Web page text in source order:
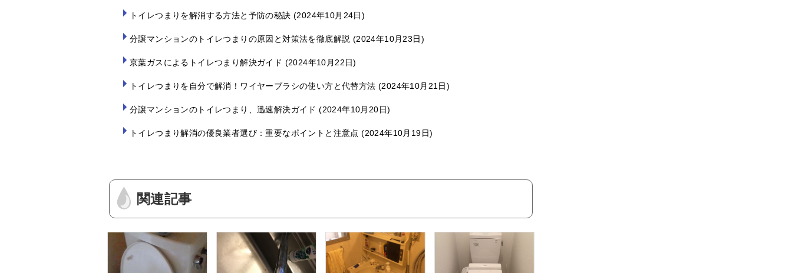
トイレつまりを解消する方法と予防の秘訣 2024年10月24日
分譲マンションのトイレつまりの原因と対策法を徹底解説 2024年10月23日
京葉ガスによるトイレつまり解決ガイド 2024年10月22日
トイレつまりを自分で解消！ワイヤーブラシの使い方と代替方法 2024年10月21日
分譲マンションのトイレつまり、迅速解決ガイド 2024年10月20日
トイレつまり解消の優良業者選び：重要なポイントと注意点 2024年10月19日
関連記事